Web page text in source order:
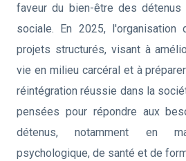
faveur du bien-être des
sociale. En 2025,
projets structurés, visant à
vie en milieu carcéral et à
réintégration réussie dans la
pensées pour répondre aux
détenus, notamment en
psychologique, de santé et de